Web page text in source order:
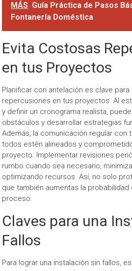
MÁS Guía Práctica de Pasos
Fontanería Doméstica
Evita Costosas
en tus Proyectos
Planificar con antelación es clave
repercusiones en tus proyectos. Al
y definir un cronograma realista,
obstáculos y desarrollar estrategias
Además, la comunicación regular con
todos estén alineados y
proyecto. Implementar revisiones
rumbo cuando sea necesario,
optimizando recursos. Así, no solo
que también aumentas la
proceso.
Claves para una
Fallos
Para lograr una instalación sin fallos,